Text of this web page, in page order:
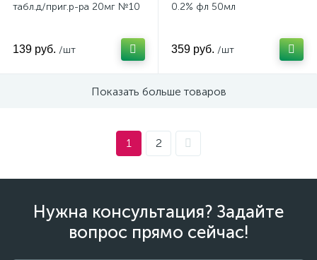
табл.д/приг.р-ра 20мг №10
139 руб. /шт
0.2% фл 50мл
359 руб. /шт
Показать больше товаров
1 2
Нужна консультация? Задайте
вопрос прямо сейчас!